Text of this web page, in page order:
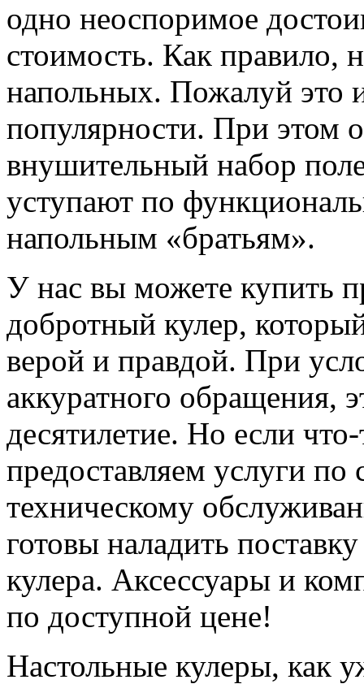
одно неоспоримое
стоимость. Как правило,
напольных. Пожалуй это
популярности. При этом
внушительный набор
уступают по
напольным «братьям».
У нас вы можете купить
добротный кулер,
верой и правдой. При
аккуратного обращения,
десятилетие. Но если
предоставляем услуги
техническому
готовы наладить
кулера. Аксессуары и
по доступной цене!
Настольные кулеры, как